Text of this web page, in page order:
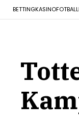
BETTINGKASINOFOTBALL